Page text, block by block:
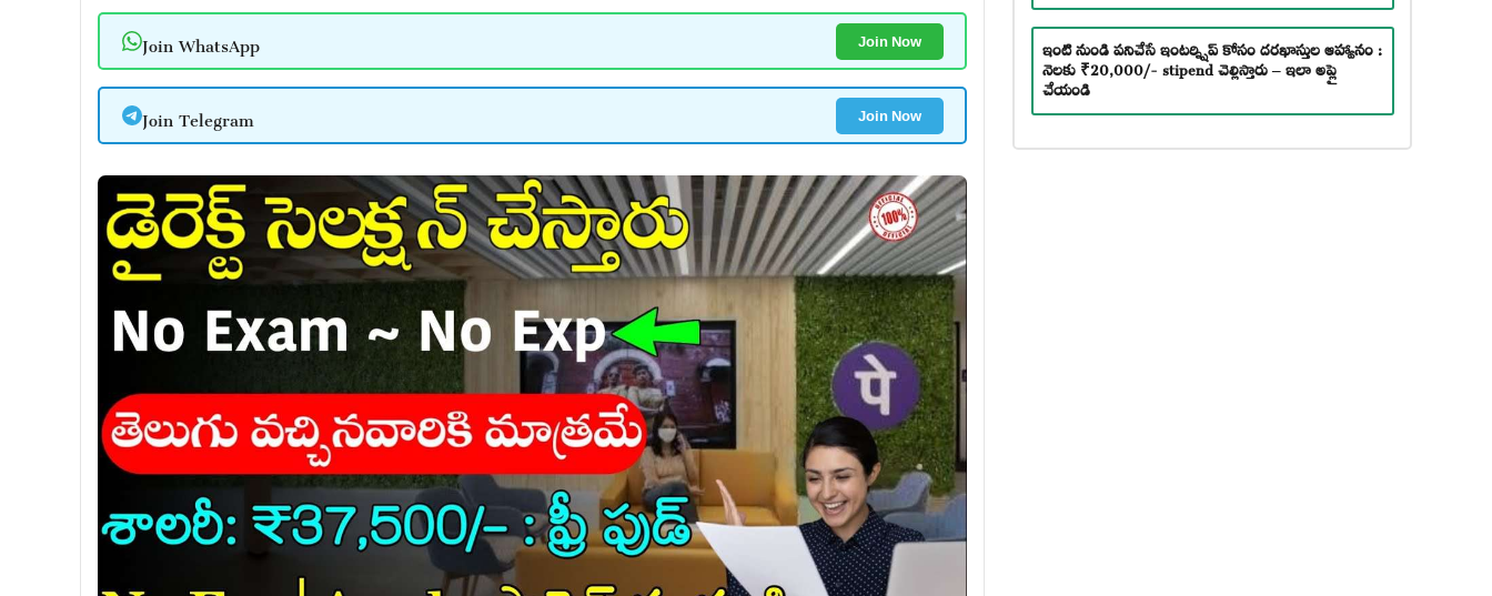
Join WhatsApp Join Now
Join Telegram Join Now
ఇంటి నుండి పనిచేసే ఇంటర్న్షిప్ కోసం దరఖాస్తుల ఆహ్వానం :
నెలకు ₹20,000/- stipend చెల్లిస్తారు – ఇలా అప్లై
చేయండి